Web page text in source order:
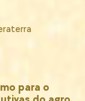
para o